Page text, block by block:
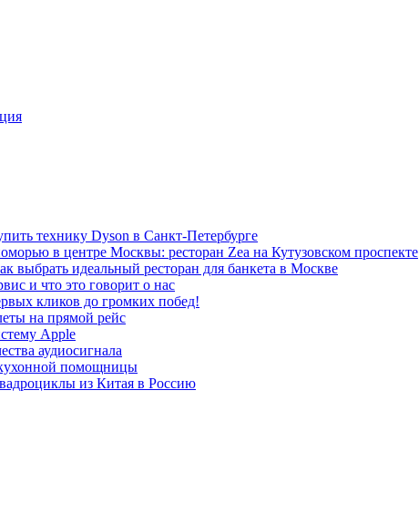
технику Dyson в Санкт-Петербурге
в центре Москвы: ресторан Zea на Кутузовском проспекте
выбрать идеальный ресторан для банкета в Москве
и что это говорит о нас
кликов до громких побед!
на прямой рейс
Apple
аудиосигнала
помощницы
из Китая в Россию